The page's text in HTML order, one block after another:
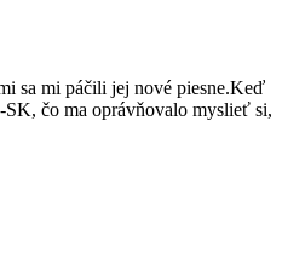
sa mi páčili jej nové piesne.Keď
SK, čo ma oprávňovalo myslieť si,